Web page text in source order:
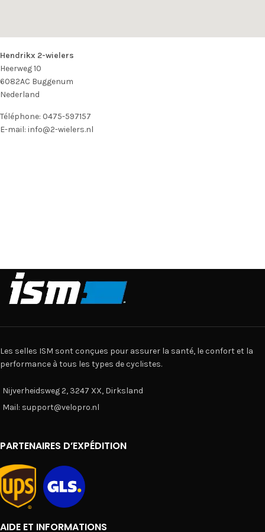
Hendrikx 2-wielers
Heerweg 10
6082AC Buggenum
Nederland
Téléphone: 0475-597157
E-mail: info@2-wielers.nl
Les selles ISM sont conçues pour assurer la santé, le confort et la
performance à tous les types de cyclistes.
Nijverheidsweg 2, 3247 XX, Dirksland
Mail: support@velopro.nl
PARTENAIRES D’EXPÉDITION
AIDE ET INFORMATIONS